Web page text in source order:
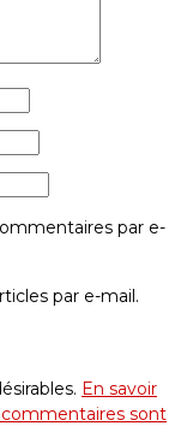
par e-
par e-mail.
En savoir
sont